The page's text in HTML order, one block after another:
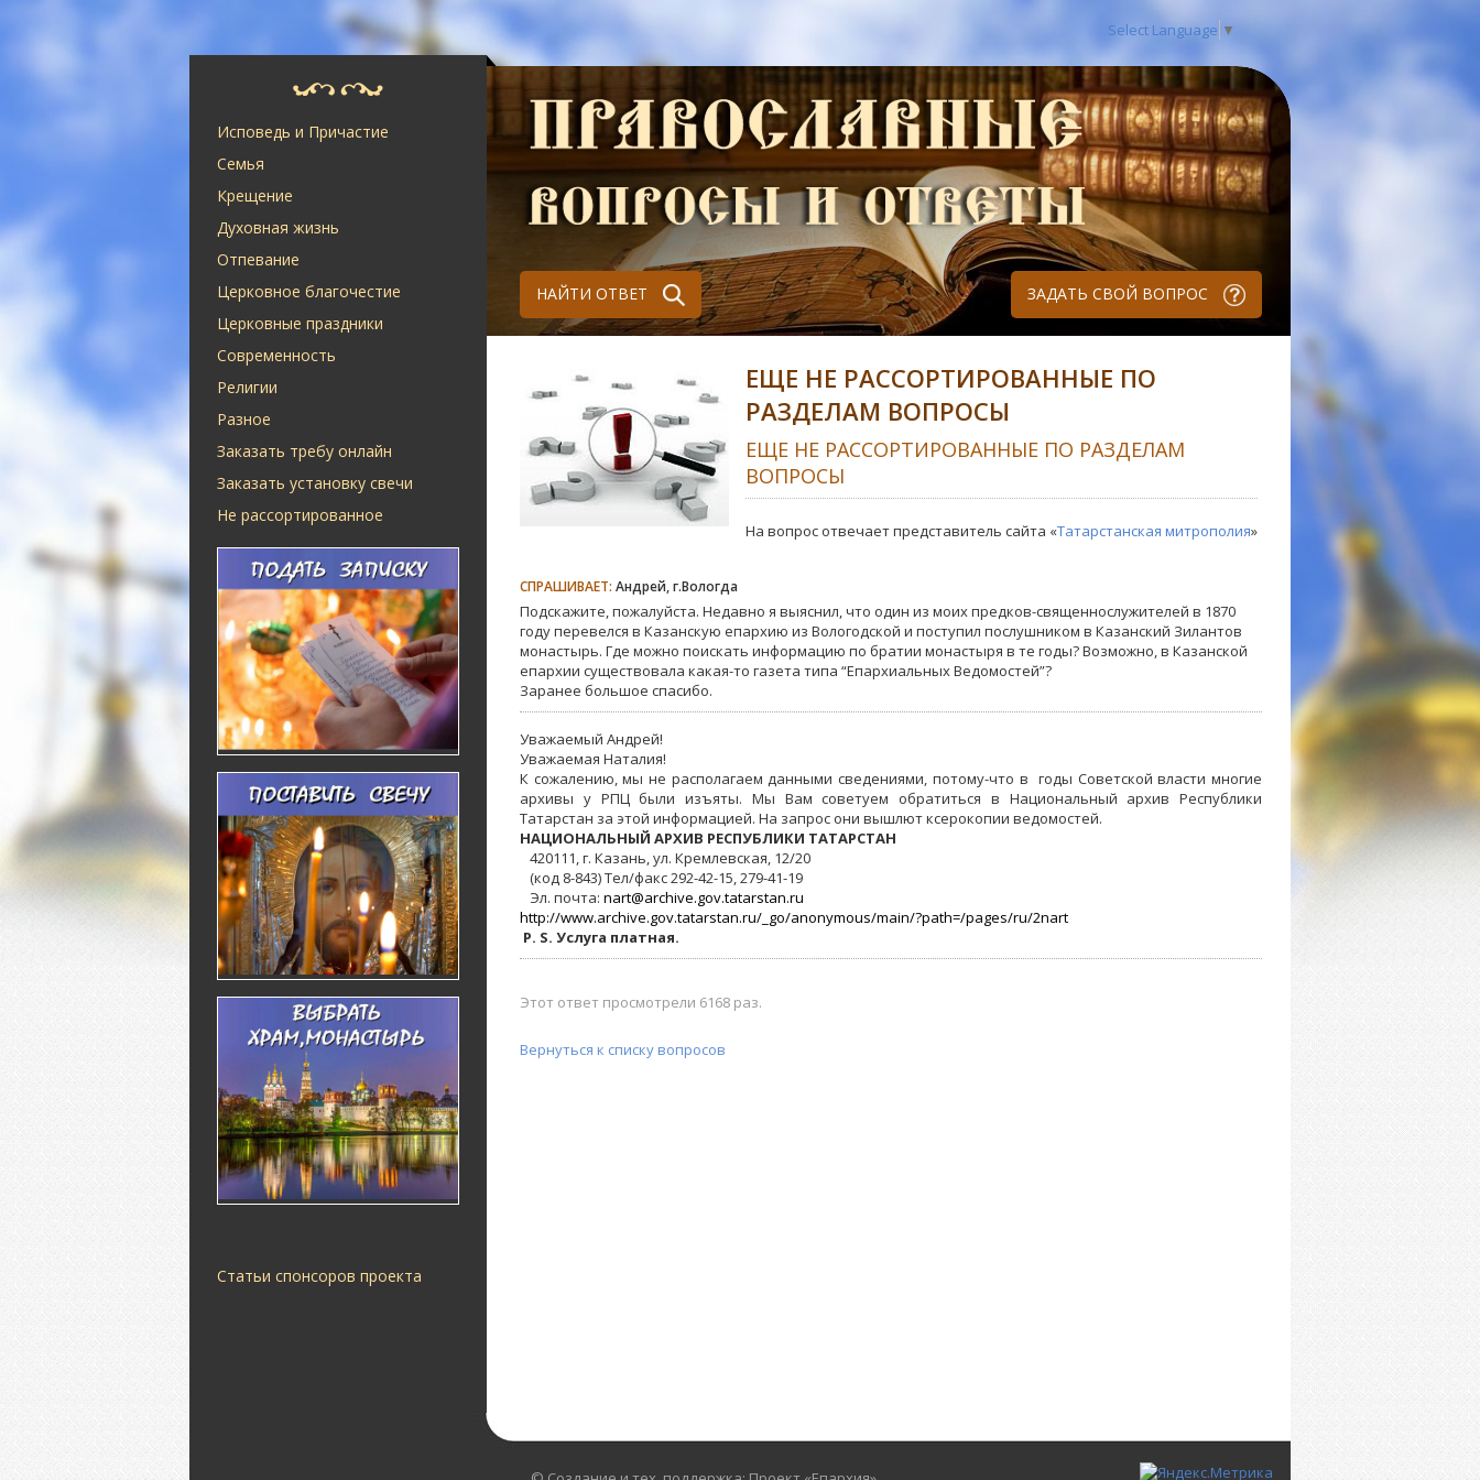
Select Language ▼
Исповедь и Причастие
Семья
Крещение
Духовная жизнь
Отпевание
Церковное благочестие
Церковные праздники
Современность
Религии
Разное
Заказать требу онлайн
Заказать установку свечи
Не рассортированное
Статьи спонсоров проекта
НАЙТИ ОТВЕТ ЗАДАТЬ СВОЙ ВОПРОС
ЕЩЕ НЕ РАССОРТИРОВАННЫЕ ПО
РАЗДЕЛАМ ВОПРОСЫ
ЕЩЕ НЕ РАССОРТИРОВАННЫЕ ПО РАЗДЕЛАМ
ВОПРОСЫ
На вопрос отвечает представитель сайта «Татарстанская митрополия»
СПРАШИВАЕТ: Андрей, г.Вологда
Подскажите, пожалуйста. Недавно я выяснил, что один из моих предков-священнослужителей в 1870
году перевелся в Казанскую епархию из Вологодской и поступил послушником в Казанский Зилантов
монастырь. Где можно поискать информацию по братии монастыря в те годы? Возможно, в Казанской
епархии существовала какая-то газета типа “Епархиальных Ведомостей”?
Заранее большое спасибо.
Уважаемый Андрей!
Уважаемая Наталия!
К сожалению, мы не располагаем данными сведениями, потому-что в годы Советской власти многие
архивы у РПЦ были изъяты. Мы Вам советуем обратиться в Национальный архив Республики
Татарстан за этой информацией. На запрос они вышлют ксерокопии ведомостей.
НАЦИОНАЛЬНЫЙ АРХИВ РЕСПУБЛИКИ ТАТАРСТАН
420111, г. Казань, ул. Кремлевская, 12/20
(код 8-843) Тел/факс 292-42-15, 279-41-19
Эл. почта: nart@archive.gov.tatarstan.ru
http://www.archive.gov.tatarstan.ru/_go/anonymous/main/?path=/pages/ru/2nart
P. S. Услуга платная.
Этот ответ просмотрели 6168 раз.
Вернуться к списку вопросов